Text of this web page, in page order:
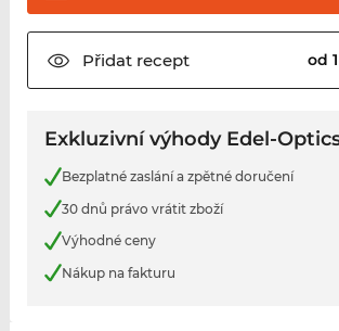
Přidatrecept od
Exkluzivní výhody Edel-
Bezplatné zaslání a zpětné doručení
30 dnů právo vrátit zboží
Výhodné ceny
Nákup na fakturu